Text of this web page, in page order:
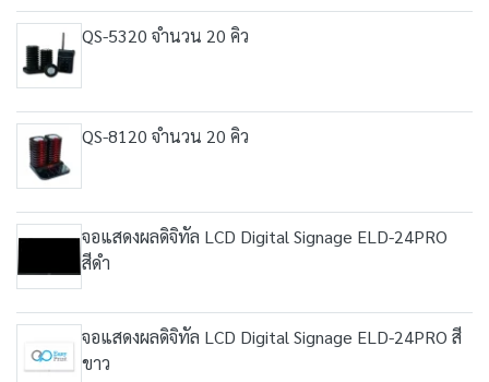
QS-5320 จำนวน 20 คิว
QS-8120 จำนวน 20 คิว
จอแสดงผลดิจิทัล LCD Digital Signage ELD-24PRO
สีดำ
จอแสดงผลดิจิทัล LCD Digital Signage ELD-24PRO สี
ขาว